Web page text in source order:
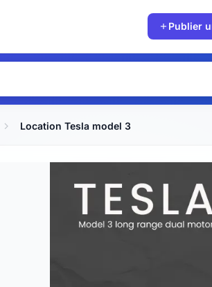
Publier
Location Tesla model 3